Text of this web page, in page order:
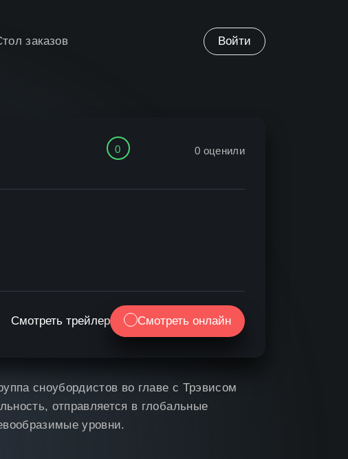
заказов Войти
0 0 оценили
Смотреть трейлер Смотреть онлайн
сноубордистов во главе с Трэвисом
отправляется в глобальные
уровни.